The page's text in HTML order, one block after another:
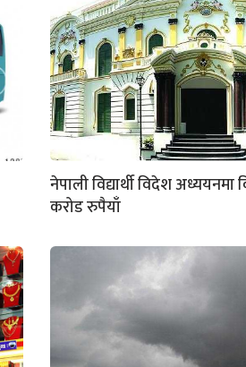
नेपाली विद्यार्थी विदेश अध्ययनमा
करोड रुपैयाँ